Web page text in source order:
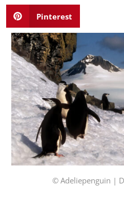
Pinterest
© Adeliepenguin |